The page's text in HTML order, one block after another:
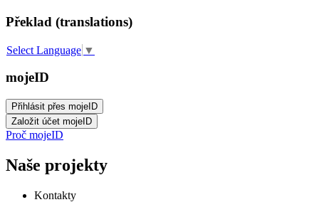
Překlad (translations)
Select Language ▼
mojeID
Proč mojeID
Naše projekty
Kontakty